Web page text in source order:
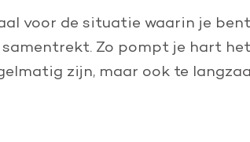
voor de situatie waarin je
Zo pompt je hart
zijn, maar ook te